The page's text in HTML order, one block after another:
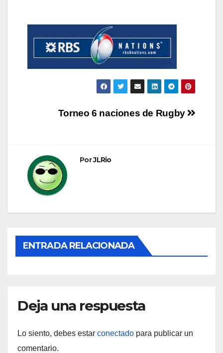
Navegación
entradas
Torneo 6 naciones de Rugby
PorJLRio
ENTRADA RELACIONADA
Deja una respuesta
Lo siento, debes estar conectado para publicar un
comentario.